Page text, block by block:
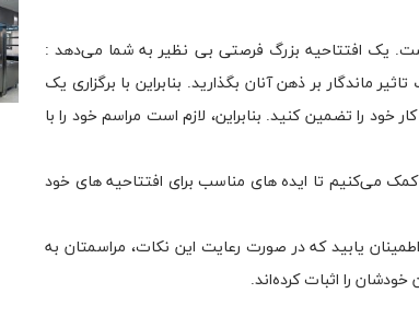
یک افتتاحیه بزرگ فرصتی بی نظیر به شما می‌دهد :
ماندگار بر ذهن آنان بگذارید. بنابراین با برگزاری یک
را تضمین کنید. بنابراین، لازم است مراسم خود را با
کمک می‌کنیم تا ایده های مناسب برای افتتاحیه های خود
یابید که در صورت رعایت این نکات، مراسمتان به
را اثبات کرده‌اند.